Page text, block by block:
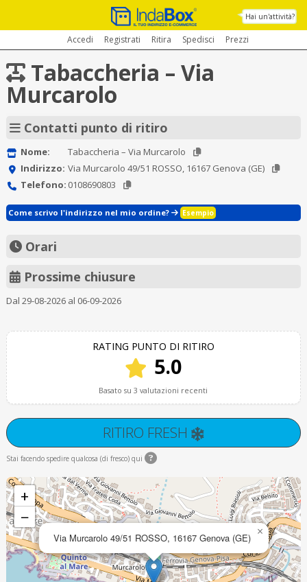
Hai un'attività?
Accedi Registrati Ritira Spedisci Prezzi
Tabaccheria – Via
Murcarolo
Contatti punto di ritiro
Nome:
Tabaccheria – Via Murcarolo
Indirizzo: Via Murcarolo 49/51 ROSSO, 16167 Genova (GE)
Telefono: 0108690803
Come scrivo l'indirizzo nel mio ordine? Esempio
Orari
Prossime chiusure
Dal 29-08-2026 al 06-09-2026
RATING PUNTO DI RITIRO
5.0
Basato su 3 valutazioni recenti
RITIRO FRESH
Stai facendo spedire qualcosa (di fresco) qui
Via Murcarolo 49/51 ROSSO, 16167 Genova (GE) ×
+
−